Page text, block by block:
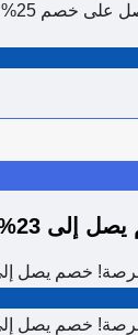
23% على فندق بريتاني
يصل إلى ٢٣٪ على فندق
يصل إلى ٢٣٪ على فندق